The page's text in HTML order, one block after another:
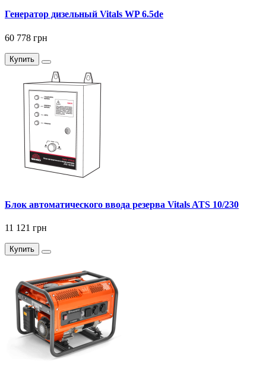
Генератор дизельный Vitals WP 6.5de
60 778 грн
Купить
Блок автоматического ввода резерва Vitals ATS 10/230
11 121 грн
Купить